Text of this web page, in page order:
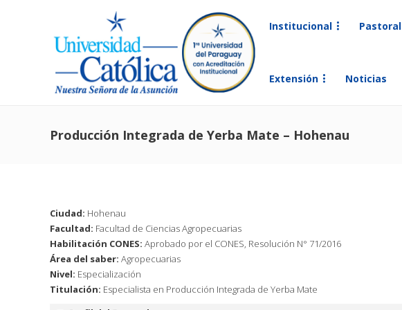
Institucional Pastoral
Extensión Noticias
Producción Integrada de Yerba Mate – Hohenau
Ciudad: Hohenau
Facultad: Facultad de Ciencias Agropecuarias
Habilitación CONES: Aprobado por el CONES, Resolución N° 71/2016
Área del saber: Agropecuarias
Nivel: Especialización
Titulación: Especialista en Producción Integrada de Yerba Mate